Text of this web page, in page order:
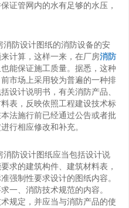
证管网内的水有足够的水压，
消防设计图纸的消防设备的安
计算，这样一来，在厂房消防
能保证施工质量。据悉，这种
市场上采用较为普遍的一种排
设计说明书，有关消防产品、
表，反映依照工程建设技术标
法施行前已经通过公告或者批
行相应修改和补充。
消防设计图纸应当包括设计说
求的建筑构件、建筑材料表，
强制性要求设计的图纸内容。
一、消防技术规范的内容。
规定，并应当与消防产品的使